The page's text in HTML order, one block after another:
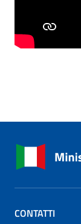
CONTATTI